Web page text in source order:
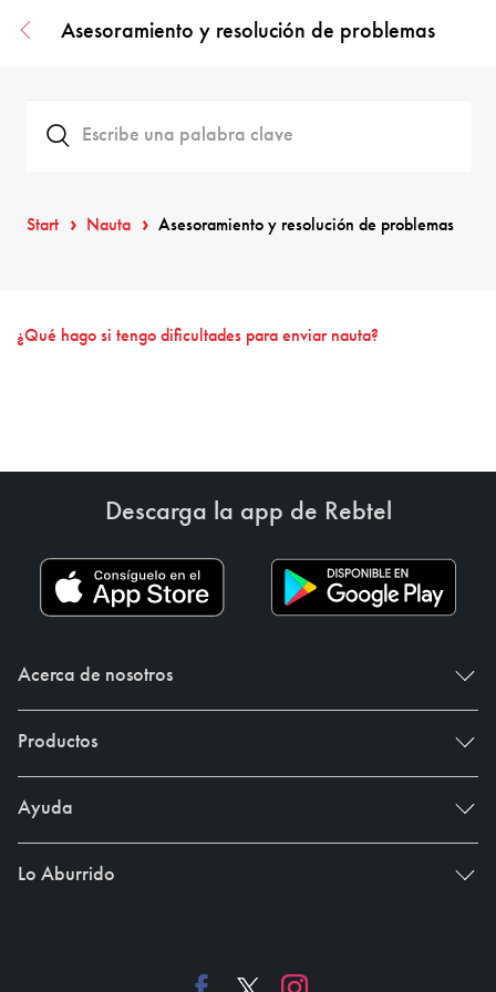
Asesoramiento y resolución de problemas
Start Nauta Asesoramiento y resolución de problemas
¿Qué hago si tengo dificultades para enviar nauta?
Descarga la app de Rebtel
Acerca de nosotros
Productos
Ayuda
Lo Aburrido